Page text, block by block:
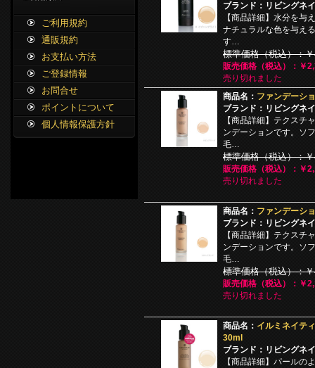
ブランド：リビングネ
【商品詳細】水分を与
ナチュラルな色を与え
す…
標準価格（税込）：
販売価格（税込）：￥
売り切れました
商品名： ファンデーシ
ブランド：リビングネ
【商品詳細】テクスチ
ンデーションです。ソ
毛…
標準価格（税込）：
販売価格（税込）：￥
売り切れました
商品名： ファンデーシ
ブランド：リビングネ
【商品詳細】テクスチ
ンデーションです。ソ
毛…
標準価格（税込）：
販売価格（税込）：￥
売り切れました
商品名： イルミネイテ
30ml
ブランド：リビングネ
【商品詳細】パールの
ご利用規約
通販規約
お支払い方法
ご登録情報
お問合せ
ポイントについて
個人情報保護方針